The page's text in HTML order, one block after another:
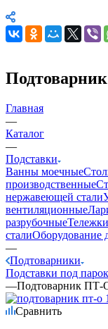
Главная
—
Каталог
—
Подставки
Ванны моечные
производственные
нержавеющей стали
вентиляционные
разрубочныеТележки
сталиОборудование
—
Подтоварники
Подставки под
—Подтоварник ПТ-
Сравнить